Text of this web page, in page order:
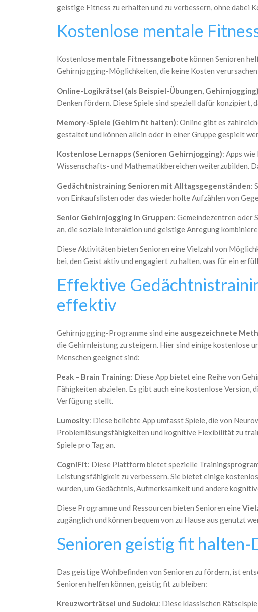
geistige Fitness zu erhalten und zu verbessern, ohne dabei
Kostenlose mentale
Kostenlose mentale Fitnessangebote können Senioren
Gehirnjogging-Möglichkeiten, die keine Kosten
Online-Logikrätsel (als Beispiel-Übungen, Gehirnjogging)
Denken fördern. Diese Spiele sind speziell dafür konzipiert,
Memory-Spiele (Gehirn fit halten): Online gibt es
gestaltet und können allein oder in einer Gruppe gespielt
Kostenlose Lernapps (Senioren Gehirnjogging): Apps
Wissenschafts- und Mathematikbereichen weiterzubilden.
Gedächtnistraining Senioren mit Alltagsgegenständen:
von Einkaufslisten oder das wiederholte Aufzählen von
Senior Gehirnjogging in Gruppen: Gemeindezentren
an, die soziale Interaktion und geistige Anregung
Diese Aktivitäten bieten Senioren eine Vielzahl von
bei, den Geist aktiv und engagiert zu halten, was für ein
Effektive
effektiv
Gehirnjogging-Programme sind eine ausgezeichnete
die Gehirnleistung zu steigern. Hier sind einige kostenlose
Menschen geeignet sind:
Peak – Brain Training: Diese App bietet eine Reihe von
Fähigkeiten abzielen. Es gibt auch eine kostenlose
Verfügung stellt.
Lumosity: Diese beliebte App umfasst Spiele, die von
Problemlösungsfähigkeiten und kognitive Flexibilität zu
Spiele pro Tag an.
CogniFit: Diese Plattform bietet spezielle
Leistungsfähigkeit zu verbessern. Sie bietet einige
wurden, um Gedächtnis, Aufmerksamkeit und andere
Diese Programme und Ressourcen bieten Senioren eine
zugänglich und können bequem von zu Hause aus genutzt
Senioren geistig fit
Das geistige Wohlbefinden von Senioren zu fördern, ist
Senioren helfen können, geistig fit zu bleiben:
Kreuzworträtsel und Sudoku: Diese klassischen